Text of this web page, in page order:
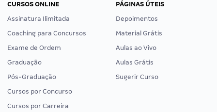
CURSOS ONLINE
Assinatura Ilimitada
Coaching para Concursos
Exame de Ordem
Graduação
Pós-Graduação
Cursos por Concurso
Cursos por Carreira
PÁGINAS ÚTEIS
Depoimentos
Material Grátis
Aulas ao Vivo
Aulas Grátis
Sugerir Curso